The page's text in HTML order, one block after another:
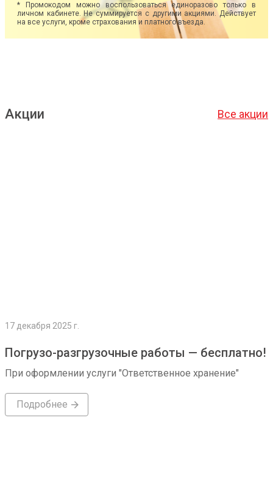
* Промокодом можно воспользоваться единоразово только в
личном кабинете. Не суммируется с другими акциями. Действует
на все услуги, кроме страхования и платного въезда.
Акции Все акции
17 декабря 2025 г.
Погрузо-разгрузочные работы — бесплатно!
При оформлении услуги "Ответственное хранение"
Подробнее